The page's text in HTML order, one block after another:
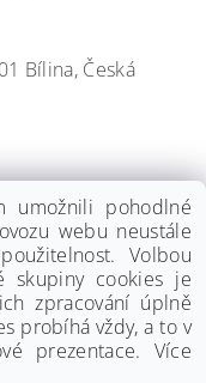
Bílina, Česká
umožnili pohodlné
webu neustále
Volbou
skupiny cookies je
zpracování úplně
probíhá vždy, a to v
prezentace. Více